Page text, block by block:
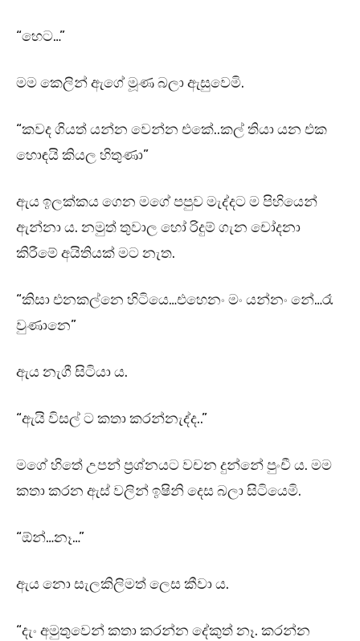
“හෙට…”
මම කෙලින් ඇගේ මූණ බලා ඇසුවෙමි.
“කවද ගියත් යන්න වෙන්න එකේ..කල් තියා යන එක
හොඳයි කියල හිතුණා”
ඇය ඉලක්කය ගෙන මගේ පපුව මැද්දට ම පිහියෙන්
ඇන්නා ය. නමුත් තුවාල හෝ රිදුම් ගැන චෝදනා
කිරීමේ අයිතියක් මට නැත.
“කිසා එනකල්නෙ හිටියෙ…එහෙනං මං යන්නං නේ…රෑ
වුණානෙ”
ඇය නැගී සිටියා ය.
“ඇයි විසල් ට කතා කරන්නැද්ද..”
මගේ හිතේ උපන් ප්‍රශ්නයට වචන දුන්නේ පුංචී ය. මම
කතා කරන ඇස් වලින් ඉෂිනි දෙස බලා සිටියෙමි.
“ඕන්…නෑ…”
ඇය නො සැලකිලිමත් ලෙස කීවා ය.
“දැං අමුතුවෙන් කතා කරන්න දේකුත් නෑ. කරන්න